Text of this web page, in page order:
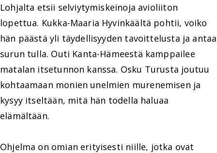
Lohjalta etsii selviytymiskeinoja avioliiton
lopettua. Kukka-Maaria Hyvinkäältä pohtii, voiko
hän päästä yli täydellisyyden tavoittelusta ja antaa
surun tulla. Outi Kanta-Hämeestä kamppailee
matalan itsetunnon kanssa. Osku Turusta joutuu
kohtaamaan monien unelmien murenemisen ja
kysyy itseltään, mitä hän todella haluaa
elämältään.
Ohjelma on omian erityisesti niille, jotka ovat